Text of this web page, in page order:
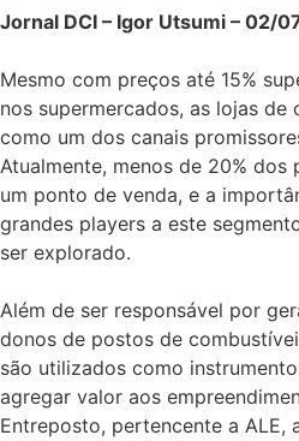
Jornal DCI – Igor Utsumi – 02/
Mesmo com preços até 15%
nos supermercados, as lojas de
como um dos canais
Atualmente, menos de 20% dos
um ponto de venda, e a
grandes players a este
ser explorado.
Além de ser responsável por
donos de postos de
são utilizados como
agregar valor aos
Entreposto, pertencente a ALE,